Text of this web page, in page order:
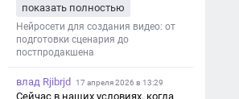
уровня работы. Структура проекта 1.
Титульный лист - Название школы.
- Тип работы: «Проектная работа». -
Тема проекта. - Кто выполнил:
должность учителя. - Город, год. 2.
Введение - Актуальность темы
показать полностью
Нейросети для создания видео: от
подготовки сценария до
постпродакшена
влад Rjibrjd 17 апреля 2026 в 13:29
Сейчас в наших условиях, когда